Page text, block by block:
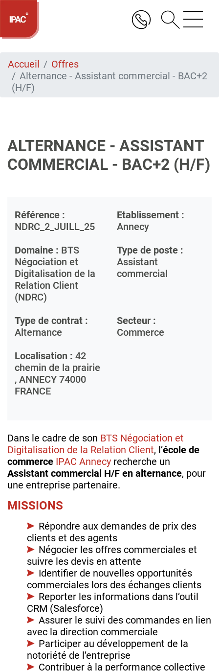
Aller
contenu
Accueil
Offres
Alternance - Assistant commercial - BAC+2
(H/F)
ALTERNANCE - ASSISTANT
COMMERCIAL - BAC+2 (H/F)
Référence :
NDRC_2_JUILL_25
Etablissement :
Annecy
Domaine : BTS
Négociation et
Digitalisation de la
Relation Client
(NDRC)
Type de poste :
Assistant
commercial
Type de contrat :
Alternance
Secteur :
Commerce
Localisation : 42
chemin de la prairie
, ANNECY 74000
FRANCE
Dans le cadre de son BTS Négociation et
Digitalisation de la Relation Client, l’école de
commerce IPAC Annecy recherche un
Assistant commercial H/F en alternance, pour
une entreprise partenaire.
MISSIONS
Répondre aux demandes de prix des
clients et des agents
Négocier les offres commerciales et
suivre les devis en attente
Identifier de nouvelles opportunités
commerciales lors des échanges clients
Reporter les informations dans l’outil
CRM (Salesforce)
Assurer le suivi des commandes en lien
avec la direction commerciale
Participer au développement de la
notoriété de l’entreprise
Contribuer à la performance collective